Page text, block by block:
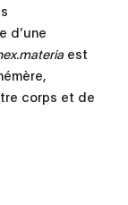
d’une
est
corps et de